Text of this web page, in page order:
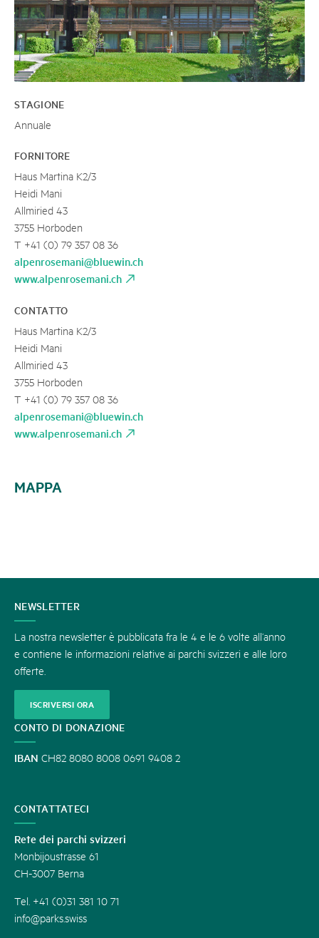
STAGIONE
Annuale
FORNITORE
Haus Martina K2/3
Heidi Mani
Allmiried 43
3755 Horboden
T +41 (0) 79 357 08 36
alpenrosemani@bluewin.ch
www.alpenrosemani.ch
CONTATTO
Haus Martina K2/3
Heidi Mani
Allmiried 43
3755 Horboden
T +41 (0) 79 357 08 36
alpenrosemani@bluewin.ch
www.alpenrosemani.ch
MAPPA
CONTATTATECI
NEWSLETTER
La nostra newsletter è pubblicata fra le 4 e le 6 volte all’anno
e contiene le informazioni relative ai parchi svizzeri e alle loro
offerte.
ISCRIVERSI ORA
CONTO DI DONAZIONE
IBAN CH82 8080 8008 0691 9408 2
CONTATTATECI
Rete dei parchi svizzeri
Monbijoustrasse 61
CH-3007 Berna
Tel. +41 (0)31 381 10 71
info@parks.swiss